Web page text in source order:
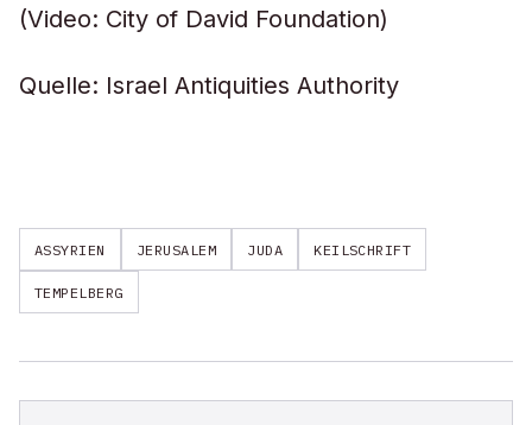
(Video: City of David Foundation)
Quelle: Israel Antiquities Authority
ASSYRIEN JERUSALEM JUDA KEILSCHRIFT
TEMPELBERG